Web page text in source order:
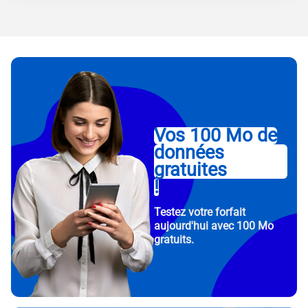
Vos 100 Mo de
données
gratuites
!
Testez votre forfait
aujourd'hui avec 100 Mo
gratuits.